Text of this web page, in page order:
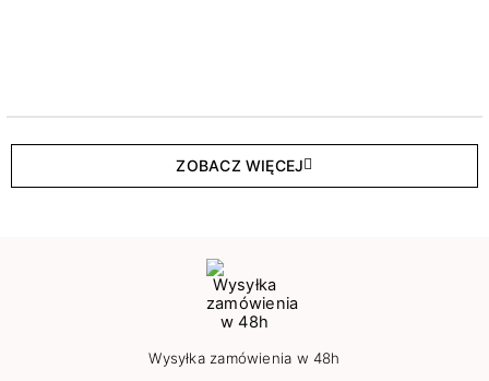
ZOBACZ WIĘCEJ
Wysyłka zamówienia w 48h